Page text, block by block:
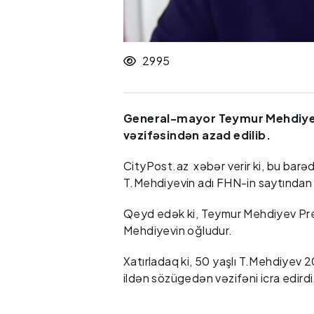
2995
General-mayor Teymur
vəzifəsindən azad edilib.
CityPost.az xəbər verir ki, bu
T.Mehdiyevin adı FHN-in saytından
Qeyd edək ki, Teymur Mehdiyev
Mehdiyevin oğludur.
Xatırladaq ki, 50 yaşlı T.Mehdiyev
ildən sözügedən vəzifəni icra edirdi.